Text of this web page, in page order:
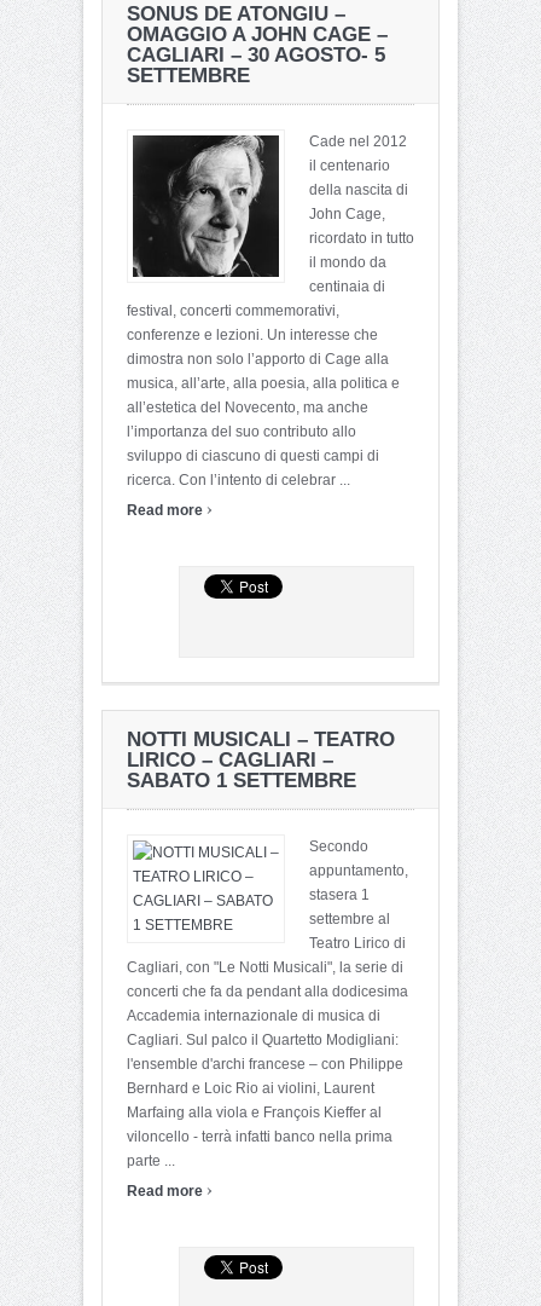
SONUS DE ATONGIU –
OMAGGIO A JOHN CAGE –
CAGLIARI – 30 AGOSTO- 5
SETTEMBRE
Cade nel 2012
il centenario
della nascita di
John Cage,
ricordato in tutto
il mondo da
centinaia di
festival, concerti commemorativi,
conferenze e lezioni. Un interesse che
dimostra non solo l’apporto di Cage alla
musica, all’arte, alla poesia, alla politica e
all’estetica del Novecento, ma anche
l’importanza del suo contributo allo
sviluppo di ciascuno di questi campi di
ricerca. Con l’intento di celebrar ...
Read more ›
NOTTI MUSICALI – TEATRO
LIRICO – CAGLIARI –
SABATO 1 SETTEMBRE
Secondo
appuntamento,
stasera 1
settembre al
Teatro Lirico di
Cagliari, con "Le Notti Musicali", la serie di
concerti che fa da pendant alla dodicesima
Accademia internazionale di musica di
Cagliari. Sul palco il Quartetto Modigliani:
l'ensemble d'archi francese – con Philippe
Bernhard e Loic Rio ai violini, Laurent
Marfaing alla viola e François Kieffer al
viloncello - terrà infatti banco nella prima
parte ...
Read more ›